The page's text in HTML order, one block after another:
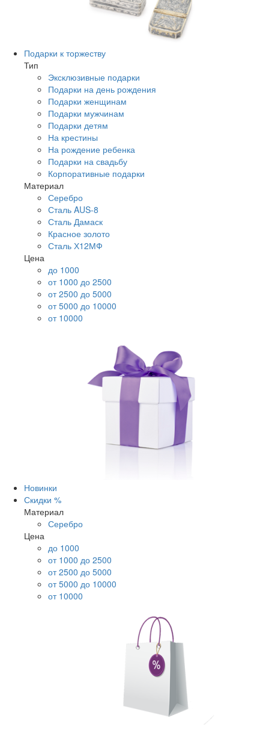
Подарки к торжеству
Тип
Эксклюзивные подарки
Подарки на день рождения
Подарки женщинам
Подарки мужчинам
Подарки детям
На крестины
На рождение ребенка
Подарки на свадьбу
Корпоративные подарки
Материал
Серебро
Сталь AUS-8
Сталь Дамаск
Красное золото
Сталь Х12МФ
Цена
до 1000
от 1000 до 2500
от 2500 до 5000
от 5000 до 10000
от 10000
Новинки
Скидки %
Материал
Серебро
Цена
до 1000
от 1000 до 2500
от 2500 до 5000
от 5000 до 10000
от 10000